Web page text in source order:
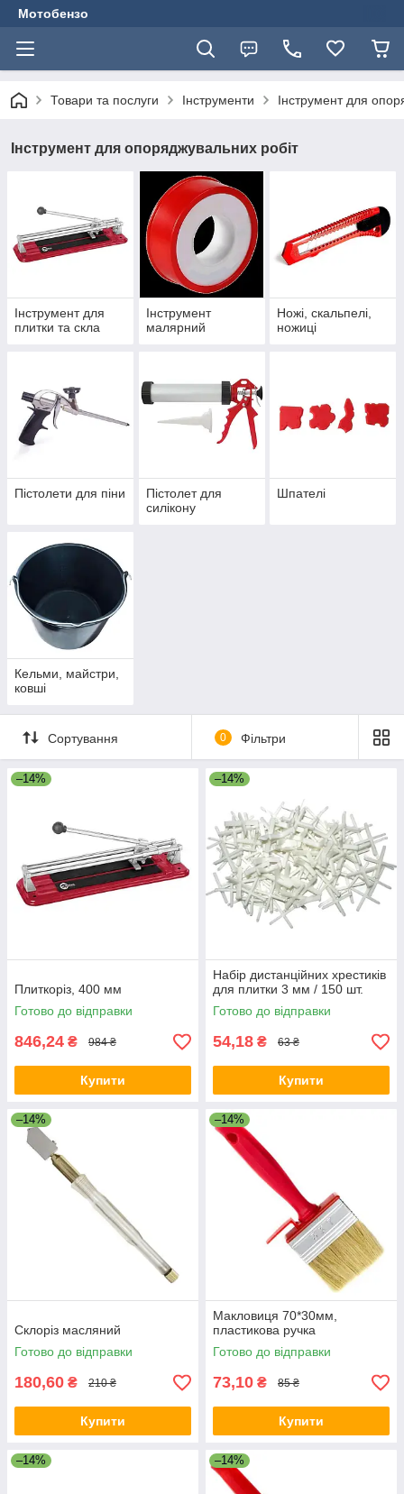
Мотобензо
Товари та послуги Інструменти Інструмент для
Інструмент для опоряджувальних робіт
Інструмент для
плитки та скла
Інструмент
малярний
Ножі, скальпелі,
ножиці
Пістолети для піни
Пістолет для
силікону
Шпателі
Кельми, майстри,
ковші
Сортування 0 Фільтри
–14%
Плиткоріз, 400 мм
Готово до відправки
846,24 ₴ 984 ₴
Купити
–14%
Набір дистанційних хрестиків
для плитки 3 мм / 150 шт.
Готово до відправки
54,18 ₴ 63 ₴
Купити
–14%
Склоріз масляний
Готово до відправки
180,60 ₴ 210 ₴
Купити
–14%
Макловиця 70*30мм,
пластикова ручка
Готово до відправки
73,10 ₴ 85 ₴
Купити
–14% –14%